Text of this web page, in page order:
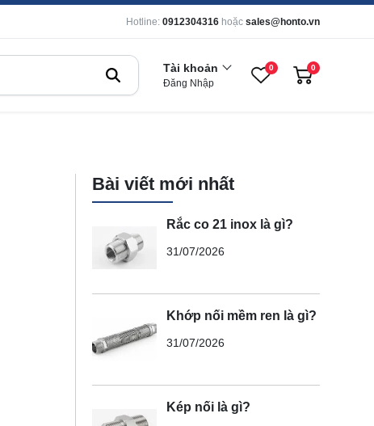
Hotline: 0912304316 hoặc sales@honto.vn
Tài khoản
Đăng Nhập
0 0
Bài viết mới nhất
Rắc co 21 inox là gì?
31/07/2026
Khớp nối mềm ren là gì?
31/07/2026
Kép nối là gì?